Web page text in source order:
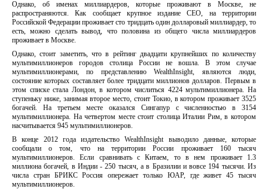
Однако, об именах миллиардеров, которые проживают в Москве, не
распространяются. Как сообщает крупное издание CEO, на территории
Российской Федерации проживает сто тридцать один долларовый миллиардер, то
есть, можно сделать вывод, что половина из общего числа миллиардеров
проживает в Москве.
Однако, стоит заметить, что в рейтинг двадцати крупнейших по количеству
мультимиллионеров городов столица России не вошла. В этом случае
мультимиллионерами, по представлению WealthInsight, являются люди,
состояние которых составляет более тридцати миллионов долларов. Первым в
этом списке стала Лондон, в котором числиться 4224 мультимиллионера. На
ступеньку ниже, занимая второе место, стоит Токио, в котором проживает 3525
богачей. На третьем месте оказался Сингапур с численностью в 3154
мультимиллионера. На четвертом месте стоит столица Италии Рим, в котором
насчитывается 945 мультимиллионеров.
В конце 2012 года издательство WealthInsight выводило данные, которые
сообщали о том, что на территории России проживает 160 тысяч
мультимиллионеров. Если сравнивать с Китаем, то в нем проживает 1.3
миллиона богачей, в Индии - 250 тысяч, а в Бразилии и вовсе 194 тысячи. Из
числа стран БРИКС Россия опережает только ЮАР, где живет 45 тысяч
мультимиллионеров.